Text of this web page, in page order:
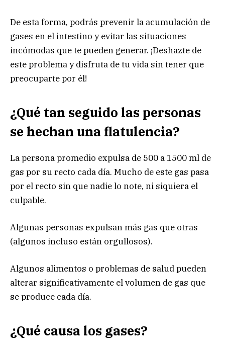
De esta forma, podrás prevenir la acumulación de
gases en el intestino y evitar las situaciones
incómodas que te pueden generar. ¡Deshazte de
este problema y disfruta de tu vida sin tener que
preocuparte por él!
¿Qué tan seguido las personas
se hechan una flatulencia?
La persona promedio expulsa de 500 a 1500 ml de
gas por su recto cada día. Mucho de este gas pasa
por el recto sin que nadie lo note, ni siquiera el
culpable.
Algunas personas expulsan más gas que otras
(algunos incluso están orgullosos).
Algunos alimentos o problemas de salud pueden
alterar significativamente el volumen de gas que
se produce cada día.
¿Qué causa los gases?